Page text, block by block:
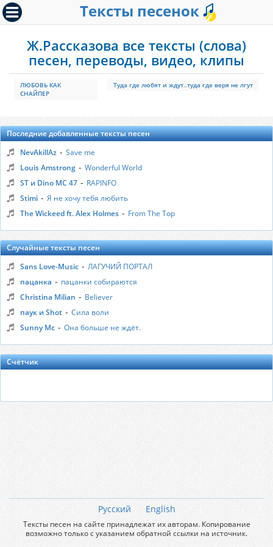
Тексты песенок
Ж.Рассказова все тексты (слова)
песен, переводы, видео, клипы
ЛЮБОВЬ КАК
СНАЙПЕР
Туда где любят и ждут..туда где веря не лгут
Последние добавленные тексты песен
NevAkillAz - Save me
Louis Amstrong - Wonderful World
ST и Dino MC 47 - RAPINFO
Stimi - Я не хочу тебя любить
The Wickeed ft. Alex Holmes - From The Top
Случайные тексты песен
Sans Love-Music - ЛАГУЧИЙ ПОРТАЛ
пацанка - пацанки собираются
Christina Milian - Believer
паук и Shot - Сила воли
Sunny Mc - Она больше не ждёт.
Счётчик
Русский English
Тексты песен на сайте принадлежат их авторам. Копирование
возможно только с указанием обратной ссылки на источник.